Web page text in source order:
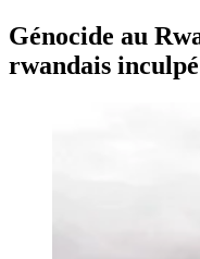
Génocide au
rwandais